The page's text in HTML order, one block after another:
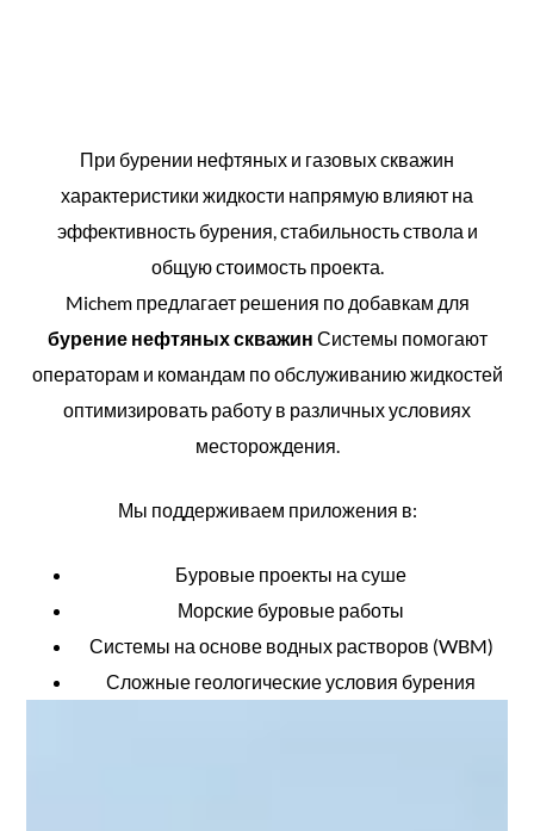
При бурении нефтяных и газовых скважин
характеристики жидкости напрямую влияют на
эффективность бурения, стабильность ствола и
общую стоимость проекта.
Michem предлагает решения по добавкам для
бурение нефтяных скважин Системы помогают
операторам и командам по обслуживанию жидкостей
оптимизировать работу в различных условиях
месторождения.
Мы поддерживаем приложения в:
Буровые проекты на суше
Морские буровые работы
Системы на основе водных растворов (WBM)
Сложные геологические условия бурения